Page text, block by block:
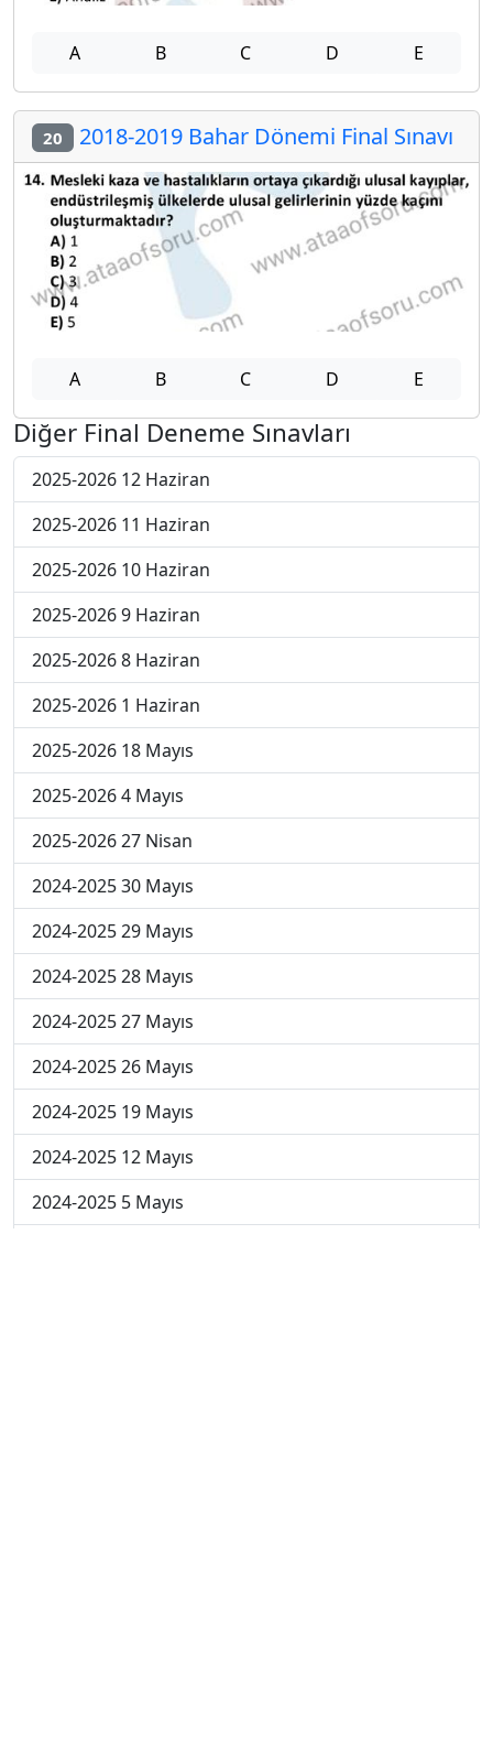
A B C D E
20 2018-2019 Bahar Dönemi Final Sınavı
A B C D E
Diğer Final Deneme Sınavları
2025-2026 12 Haziran
2025-2026 11 Haziran
2025-2026 10 Haziran
2025-2026 9 Haziran
2025-2026 8 Haziran
2025-2026 1 Haziran
2025-2026 18 Mayıs
2025-2026 4 Mayıs
2025-2026 27 Nisan
2024-2025 30 Mayıs
2024-2025 29 Mayıs
2024-2025 28 Mayıs
2024-2025 27 Mayıs
2024-2025 26 Mayıs
2024-2025 19 Mayıs
2024-2025 12 Mayıs
2024-2025 5 Mayıs